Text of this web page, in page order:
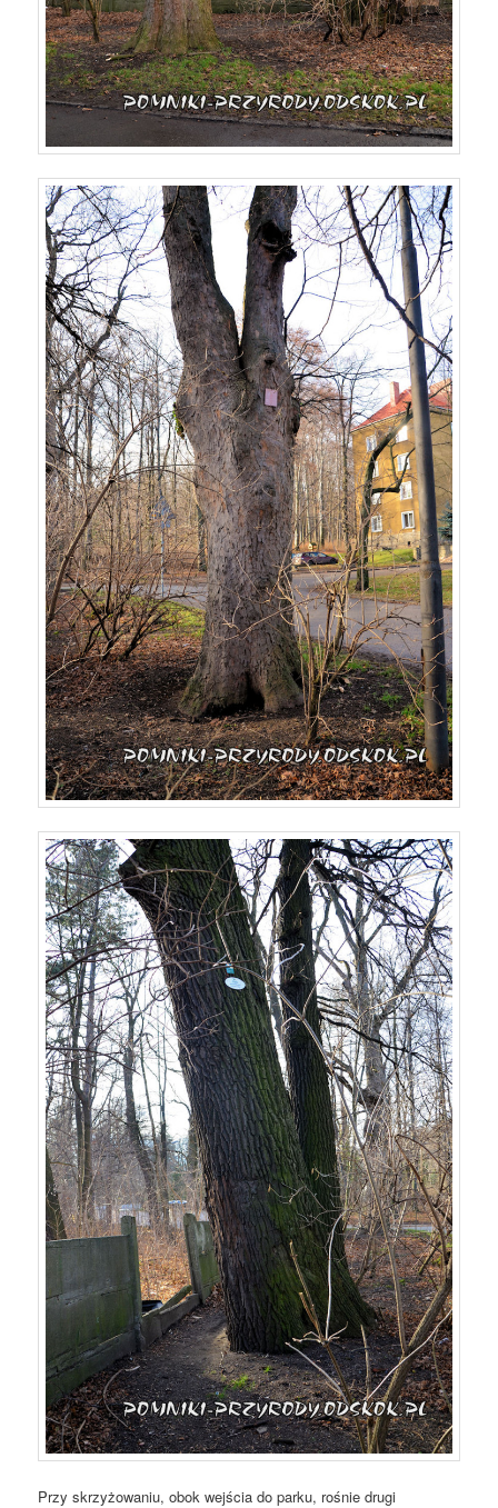
Przy skrzyżowaniu, obok wejścia do parku, rośnie drugi